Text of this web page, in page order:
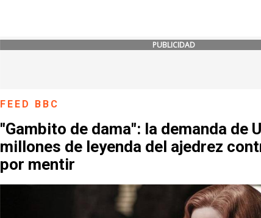
PUBLICIDAD
FEED BBC
"Gambito de dama": la demanda de
millones de leyenda del ajedrez
por mentir